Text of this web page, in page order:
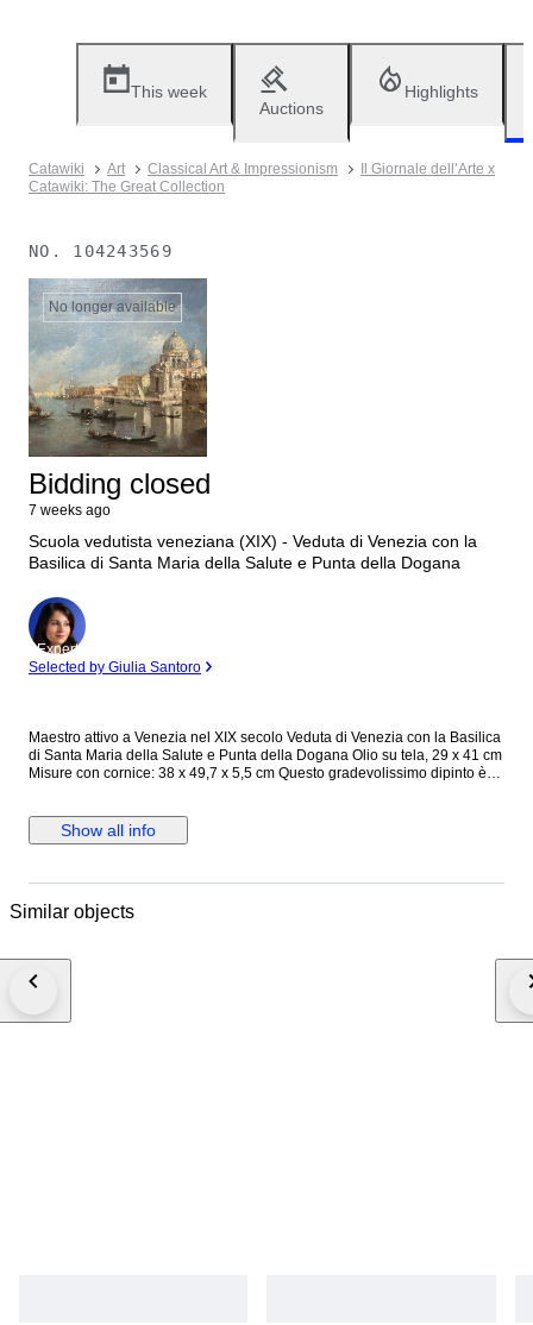
This week
Auctions
Highlights
Catawiki Art Classical Art & Impressionism
Il Giornale dell’Arte x
Catawiki: The Great Collection
NO. 104243569
No longer available
Bidding closed
7 weeks ago
Scuola vedutista veneziana (XIX) - Veduta di Venezia con la
Basilica di Santa Maria della Salute e Punta della Dogana
Expert
Selected by Giulia Santoro
Maestro attivo a Venezia nel XIX secolo Veduta di Venezia con la Basilica
di Santa Maria della Salute e Punta della Dogana Olio su tela, 29 x 41 cm
Misure con cornice: 38 x 49,7 x 5,5 cm Questo gradevolissimo dipinto è
sul Bacino di San Marco: un classico scenario con gondole e barche a
vela sull'acqua e importanti architetture. In particolare, il quadro
minore situata sulla stretta lingua di terra di Punta della Dogana, tra il
un'importante aggiunta allo skyline veneziano e divenne ben presto
fotografia, dato che i dipinti fungevano da "souvenir/cartoline" dettagliati
(1697-1768) e Francesco Guardi (1712-1793), noti per la loro capacità di
Show all info
Similar objects